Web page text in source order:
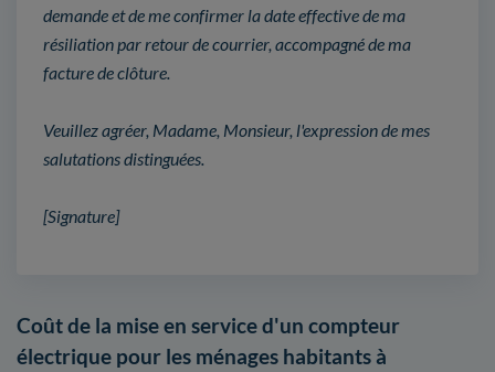
demande et de me confirmer la date effective de ma
résiliation par retour de courrier, accompagné de ma
facture de clôture.
Veuillez agréer, Madame, Monsieur, l'expression de mes
salutations distinguées.
[Signature]
Coût de la mise en service d'un compteur
électrique pour les ménages habitants à